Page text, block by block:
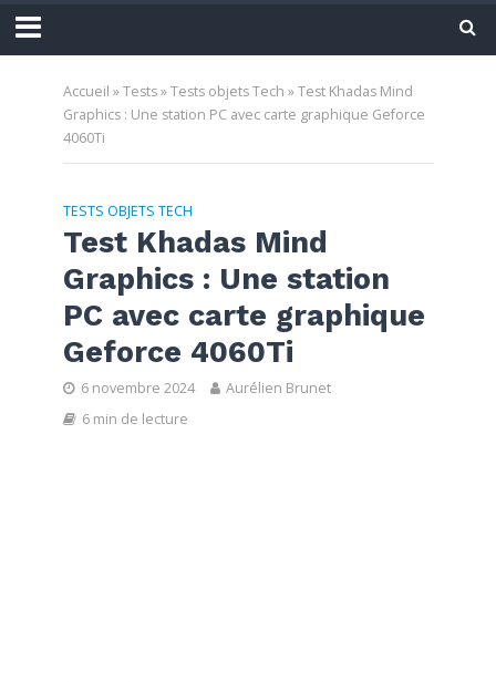
Accueil »Tests»Tests objets Tech »Test Khadas Mind
Graphics : Une station PC avec carte graphique Geforce
4060Ti
TESTS OBJETS TECH
Test Khadas Mind
Graphics : Une station
PC avec carte graphique
Geforce 4060Ti
6 novembre 2024
Aurélien Brunet
6 min de lecture